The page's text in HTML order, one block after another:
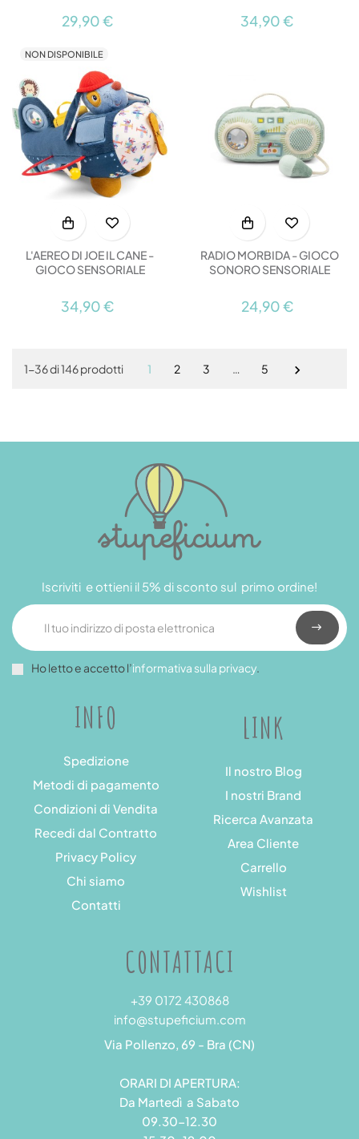
29,90 € 34,90 €
NON DISPONIBILE
L'AEREO DI JOE IL CANE -
GIOCO SENSORIALE
34,90 €
RADIO MORBIDA - GIOCO
SONORO SENSORIALE
24,90 €
1-36 di 146 prodotti 1 2 3 5 
INFO
Spedizione
Metodi di pagamento
Condizioni di Vendita
Recedi dal Contratto
Privacy Policy
Chi siamo
Contatti
LINK
Il nostro Blog
I nostri Brand
Ricerca Avanzata
Area Cliente
Carrello
Wishlist
Iscriviti e ottieni il 5% di sconto sul primo ordine!
Ho letto e accetto l’informativa sulla privacy.
CONTATTACI
+39 0172 430868
info@stupeficium.com
Via Pollenzo, 69 - Bra (CN)
ORARI DI APERTURA:
Da Martedì a Sabato
09.30-12.30